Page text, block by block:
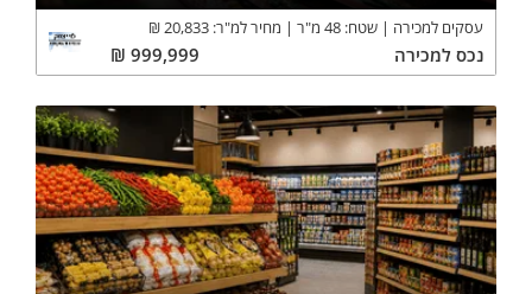
עסקים למכירה
שטח: 48 מ"ר מחיר למ"ר: 20,833
₪
נכס למכירה 999,999
₪